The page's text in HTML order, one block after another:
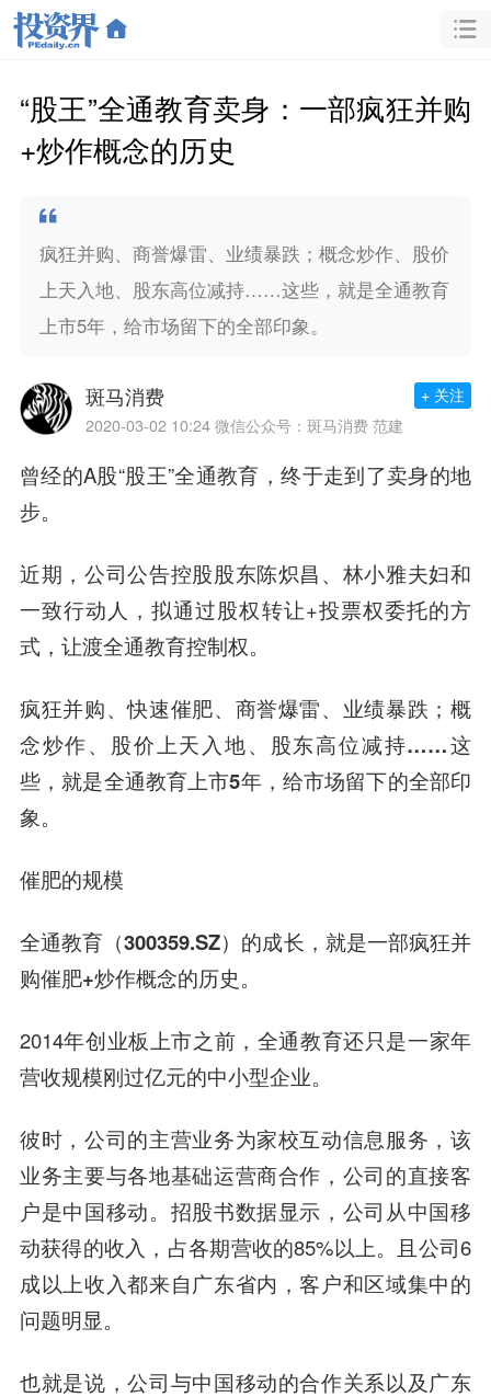
“股王”全通教育卖身：一部疯狂并购
+炒作概念的历史
疯狂并购、商誉爆雷、业绩暴跌；概念炒作、股价
上天入地、股东高位减持……这些，就是全通教育
上市5年，给市场留下的全部印象。
斑马消费
2020-03-02 10:24 微信公众号：斑马消费 范建
+ 关注
曾经的A股“股王”全通教育 ，终于走到了卖身的地
步。
近期，公司公告控股股东陈炽昌、林小雅夫妇和
一致行动人，拟通过股权转让+投票权委托的方
式，让渡全通教育控制权。
疯狂并购、快速催肥、商誉爆雷、业绩暴跌； 概
念炒作、股价上天入地、股东高位减持……这
些，就是全通教育上市5年，给市场留下的全部印
象。
催肥的规模
全通教育（300359.SZ）的成长，就是一部疯狂并
购催肥+炒作概念的历史。
2014年创业板上市之前，全通教育还只是一家年
营收规模刚过亿元的中小型企业。
彼时，公司的主营业务为家校互动信息服务，该
业务主要与各地基础运营商合作，公司的直接客
户是中国移动。招股书数据显示，公司从中国移
动获得的收入，占各期营收的85%以上。且公司6
成以上收入都来自广东省内，客户和区域集中的
问题明显。
也就是说，公司与中国移动的合作关系以及广东